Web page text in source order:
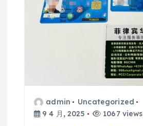
admin
Uncategorized
9 4 月, 2025
1067 views